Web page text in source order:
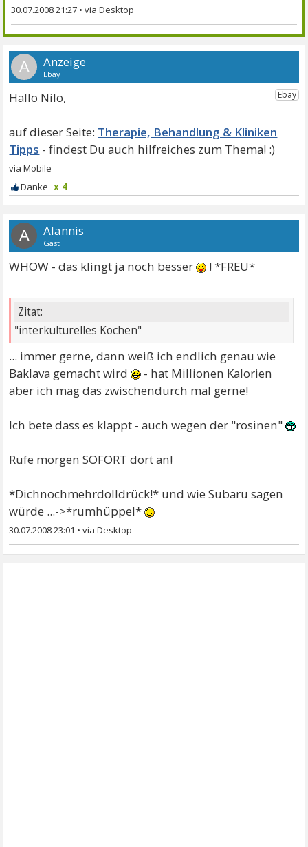
30.07.2008 21:27 •
A
Hallo Nilo,
Therapie, Behandlung & Kliniken
Tipps
x 4
A Alannis
Gast
WHOW - das klingt ja noch besser ! *FREU*
Zitat:
"interkulturelles Kochen"
... immer gerne, dann weiß ich endlich genau wie
Baklava gemacht wird
- hat Millionen Kalorien
aber ich mag das zwischendurch mal gerne!
Ich bete dass es klappt - auch wegen der "rosinen"
Rufe morgen SOFORT dort an!
*Dichnochmehrdolldrück!* und wie Subaru sagen
würde ...->*rumhüppel*
30.07.2008 23:01 •